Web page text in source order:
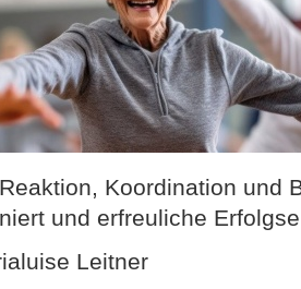
Koordination und
und erfreuliche
Leitner